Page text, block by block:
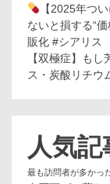
【2025年つ
ないと損する“
販化 #シアリス
【双極症】も
ス・炭酸リチウ
人気記
最も訪問者が多かっ